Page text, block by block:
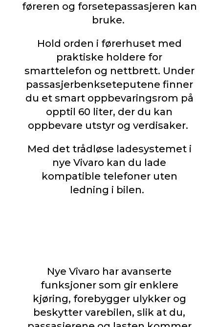
føreren og forsetepassasjeren kan
bruke.
Hold orden i førerhuset med
praktiske holdere for
smarttelefon og nettbrett. Under
passasjerbenkseteputene finner
du et smart oppbevaringsrom på
opptil 60 liter, der du kan
oppbevare utstyr og verdisaker.
Med det trådløse ladesystemet i
nye Vivaro kan du lade
kompatible telefoner uten
ledning i bilen.
Nye Vivaro har avanserte
funksjoner som gir enklere
kjøring, forebygger ulykker og
beskytter varebilen, slik at du,